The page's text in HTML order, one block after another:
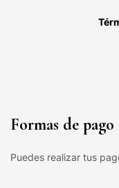
Formas de pago
Puedes realizar tus